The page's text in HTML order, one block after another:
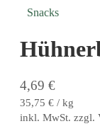
Snacks
4,69 €
35,75 € / kg
inkl. MwSt. zzgl.